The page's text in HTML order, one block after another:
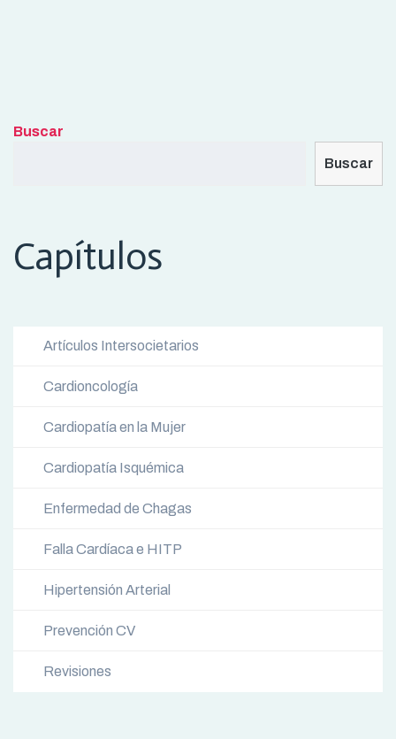
Buscar
Buscar
Capítulos
Artículos Intersocietarios
Cardioncología
Cardiopatía en la Mujer
Cardiopatía Isquémica
Enfermedad de Chagas
Falla Cardíaca e HITP
Hipertensión Arterial
Prevención CV
Revisiones